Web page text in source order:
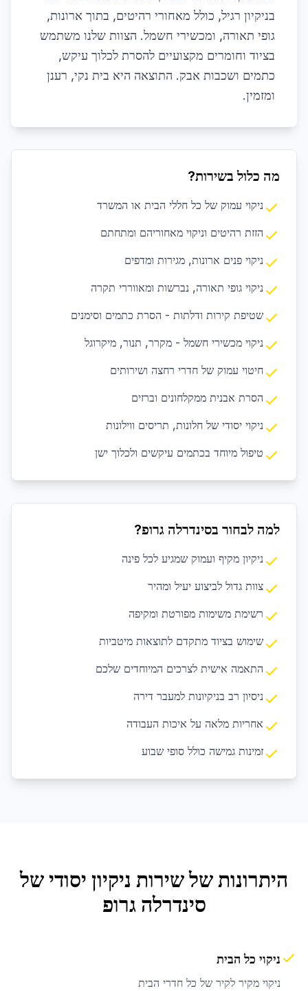
בניקיון רגיל, כולל מאחורי רהיטים, בתוך ארונות,
גופי תאורה, ומכשירי חשמל. הצוות שלנו משתמש
בציוד וחומרים מקצועיים להסרת לכלוך עיקש,
כתמים ושכבות אבק. התוצאה היא בית נקי, רענן
ומזמין.
מה כלול בשירות?
ניקוי עמוק של כל חללי הבית או המשרד
הזזת רהיטים וניקוי מאחוריהם ומתחתם
ניקוי פנים ארונות, מגירות ומדפים
ניקוי גופי תאורה, נברשות ומאווררי תקרה
שטיפת קירות ודלתות - הסרת כתמים וסימנים
ניקוי מכשירי חשמל - מקרר, תנור, מיקרוגל
חיטוי עמוק של חדרי רחצה ושירותים
הסרת אבנית ממקלחונים וברזים
ניקוי יסודי של חלונות, תריסים ווילונות
טיפול מיוחד בכתמים עיקשים ולכלוך ישן
למה לבחור בסינדרלה גרופ?
ניקיון מקיף ועמוק שמגיע לכל פינה
צוות גדול לביצוע יעיל ומהיר
רשימת משימות מפורטת ומקיפה
שימוש בציוד מתקדם לתוצאות מיטביות
התאמה אישית לצרכים המיוחדים שלכם
ניסיון רב בניקיונות למעבר דירה
אחריות מלאה על איכות העבודה
זמינות גמישה כולל סופי שבוע
היתרונות של שירות ניקיון יסודישל
סינדרלה גרופ
ניקוי כל הבית
ניקוי מקיר לקיר של כל חדרי הבית